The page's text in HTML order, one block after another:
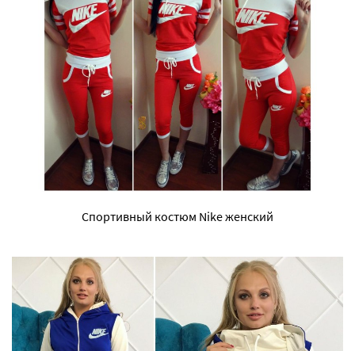
Спортивный костюм Nike женский